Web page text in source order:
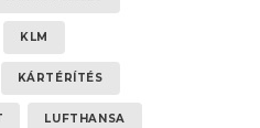
KLM
KÁRTÉRÍTÉS
LUFTHANSA